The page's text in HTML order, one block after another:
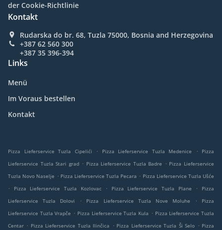
der Cookie-Richtlinie
Kontakt
Rudarska do br. 68, Tuzla 75000, Bosnia and Herzegovina
+387 62 560 300
+387 35 396-394
Links
Menü
Im Voraus bestellen
Kontakt
Pizza Lieferservice Tuzla Cipelići . Pizza Lieferservice Tuzla Medenice .
Pizza
Lieferservice Tuzla Stari grad . Pizza Lieferservice Tuzla Badre . Pizza Lieferservice
Tuzla Novo Naselje . Pizza Lieferservice Tuzla Pecara . Pizza Lieferservice Tuzla Ušće
.
Pizza Lieferservice Tuzla Kozlovac . Pizza Lieferservice Tuzla Plane .
Pizza
Lieferservice Tuzla Dolovi
. Pizza Lieferservice Tuzla Nove Moluhe .
Pizza
Lieferservice Tuzla Vrapče . Pizza Lieferservice Tuzla Kula . Pizza Lieferservice Tuzla
Centar . Pizza Lieferservice Tuzla Ilinčica . Pizza Lieferservice Tuzla Ši Selo . Pizza